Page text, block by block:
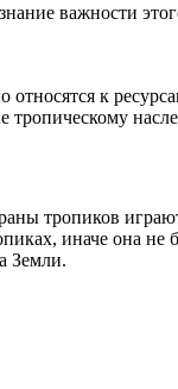
важности
к
тропиков
иначе она не
Земли.